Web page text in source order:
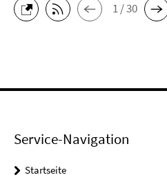
1 / 30
Service-Navigation
Startseite